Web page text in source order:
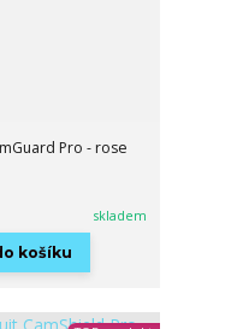
Pro - rose
skladem
košíku